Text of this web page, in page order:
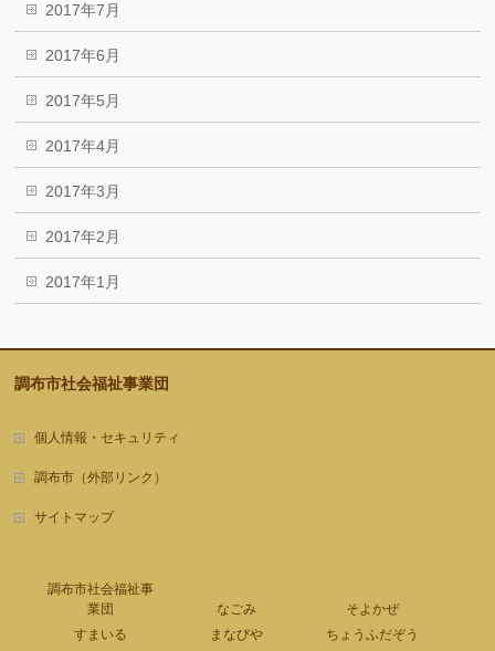
2017年7月
2017年6月
2017年5月
2017年4月
2017年3月
2017年2月
2017年1月
調布市社会福祉事業団
個人情報・セキュリティ
調布市（外部リンク）
サイトマップ
調布市社会福祉事
業団
なごみ
そよかぜ
すまいる
まなびや ちょうふだぞう